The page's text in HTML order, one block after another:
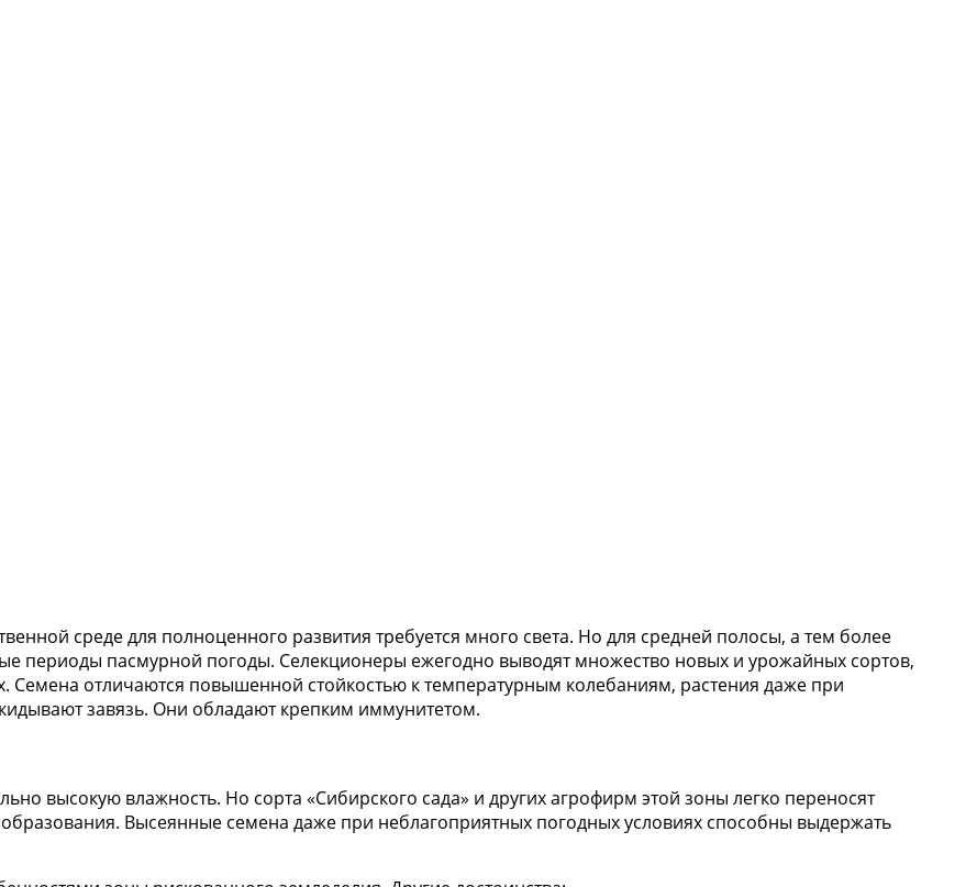
среде для полноценного развития требуется много света. Но для средней полосы, а тем более
периоды пасмурной погоды. Селекционеры ежегодно выводят множество новых и урожайных сортов,
Семена отличаются повышенной стойкостью к температурным колебаниям, растения даже при
завязь. Они обладают крепким иммунитетом.
высокую влажность. Но сорта «Сибирского сада» и других агрофирм этой зоны легко переносят
Высеянные семена даже при неблагоприятных погодных условиях способны выдержать